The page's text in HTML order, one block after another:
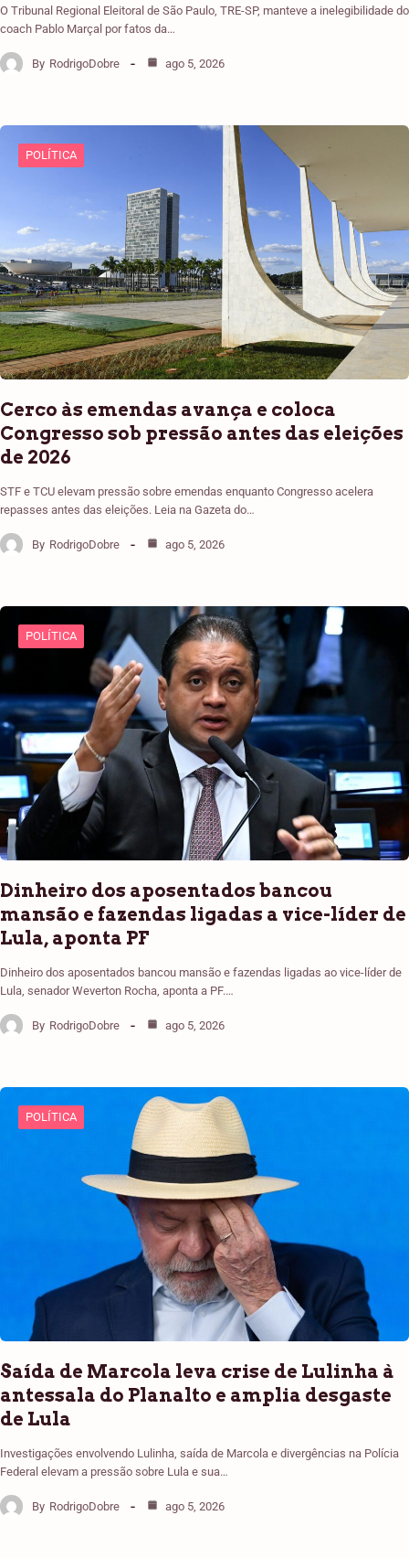
O Tribunal Regional Eleitoral de São Paulo, TRE-SP, manteve a inelegibilidade do
coach Pablo Marçal por fatos da…
By RodrigoDobre ago 5, 2026
POLÍTICA
Cerco às emendas avança e coloca
Congresso sob pressão antes das eleições
de 2026
STF e TCU elevam pressão sobre emendas enquanto Congresso acelera
repasses antes das eleições. Leia na Gazeta do…
By RodrigoDobre ago 5, 2026
POLÍTICA
Dinheiro dos aposentados bancou
mansão e fazendas ligadas a vice-líder de
Lula, aponta PF
Dinheiro dos aposentados bancou mansão e fazendas ligadas ao vice-líder de
Lula, senador Weverton Rocha, aponta a PF.…
By RodrigoDobre ago 5, 2026
POLÍTICA
Saída de Marcola leva crise de Lulinha à
antessala do Planalto e amplia desgaste
de Lula
Investigações envolvendo Lulinha, saída de Marcola e divergências na Polícia
Federal elevam a pressão sobre Lula e sua…
By RodrigoDobre ago 5, 2026